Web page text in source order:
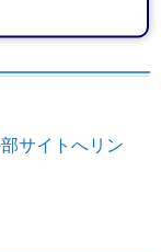
サイトへリン